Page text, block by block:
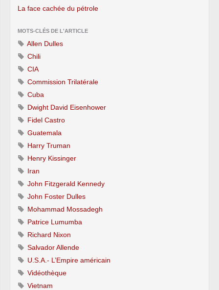
La face cachée du pétrole
MOTS-CLÉS DE L'ARTICLE
Allen Dulles
Chili
CIA
Commission Trilatérale
Cuba
Dwight David Eisenhower
Fidel Castro
Guatemala
Harry Truman
Henry Kissinger
Iran
John Fitzgerald Kennedy
John Foster Dulles
Mohammad Mossadegh
Patrice Lumumba
Richard Nixon
Salvador Allende
U.S.A.- L’Empire américain
Vidéothèque
Vietnam